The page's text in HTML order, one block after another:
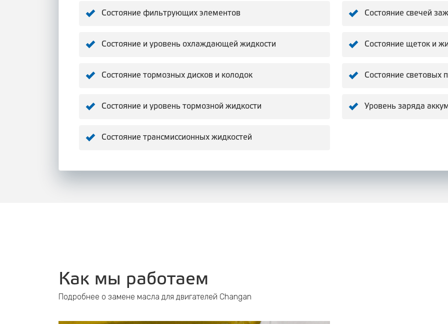
Состояние фильтрующих элементов
Состояние и уровень охлаждающей жидкости
Состояние тормозных дисков и колодок
Состояние и уровень тормозной жидкости
Состояние трансмиссионных жидкостей
Состояние свечей
Состояние щеток и
Состояние световых
Уровень заряда
Как мы работаем
Подробнее о замене масла для двигателей Changan